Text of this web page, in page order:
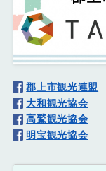
郡上市観光連盟
大和観光協会
高鷲観光協会
明宝観光協会